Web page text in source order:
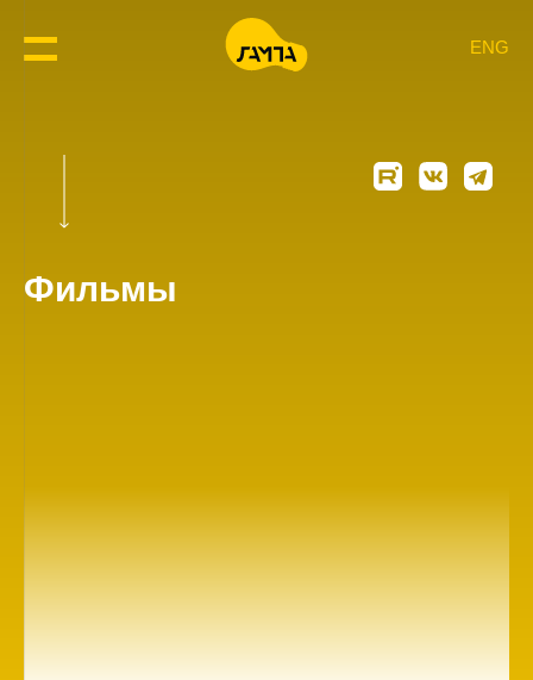
ENG
Фильмы